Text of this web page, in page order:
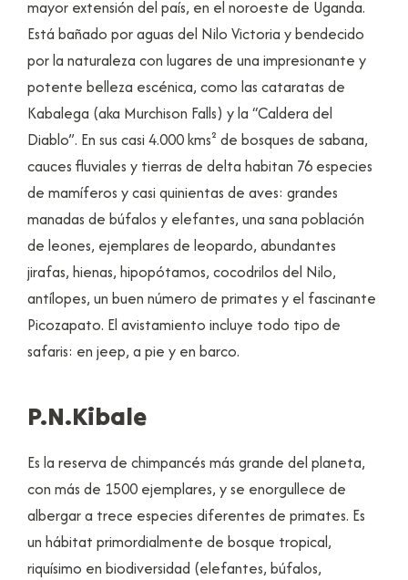
mayor extensión del país, en el noroeste de Uganda.
Está bañado por aguas del Nilo Victoria y bendecido
por la naturaleza con lugares de una impresionante y
potente belleza escénica, como las cataratas de
Kabalega (aka Murchison Falls) y la “Caldera del
Diablo”. En sus casi 4.000 kms² de bosques de sabana,
cauces fluviales y tierras de delta habitan 76 especies
de mamíferos y casi quinientas de aves: grandes
manadas de búfalos y elefantes, una sana población
de leones, ejemplares de leopardo, abundantes
jirafas, hienas, hipopótamos, cocodrilos del Nilo,
antílopes, un buen número de primates y el fascinante
Picozapato. El avistamiento incluye todo tipo de
safaris: en jeep, a pie y en barco.
P.N.Kibale
Es la reserva de chimpancés más grande del planeta,
con más de 1500 ejemplares, y se enorgullece de
albergar a trece especies diferentes de primates. Es
un hábitat primordialmente de bosque tropical,
riquísimo en biodiversidad (elefantes, búfalos,